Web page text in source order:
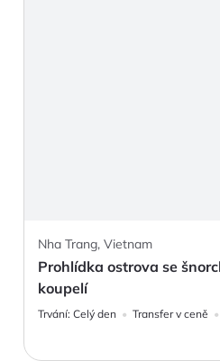
Nha Trang, Vietnam
Prohlídka ostrova se
koupelí
Trvání: Celý den Transfer v ceně